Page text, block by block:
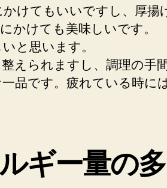
けてもいいですし、厚揚
かけても美味しいです。
と思います。
えられますし、調理の手
品です。疲れている時に
ギー量の